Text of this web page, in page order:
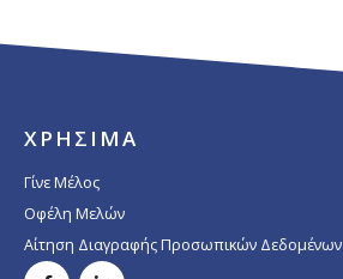
ΧΡΗΣΙΜΑ
Γίνε Μέλος
Οφέλη Μελών
Αίτηση Διαγραφής Προσωπικών Δεδομένων